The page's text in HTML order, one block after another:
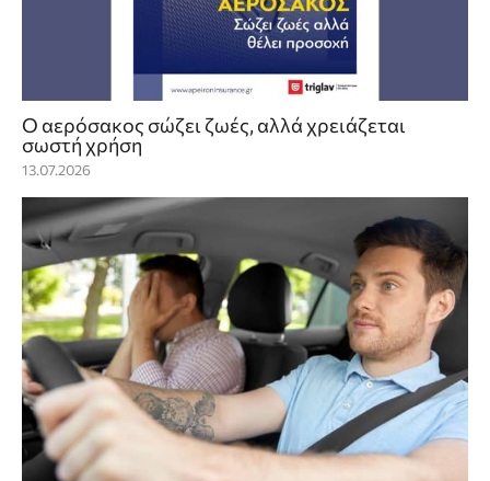
Ο αερόσακος σώζει ζωές, αλλά χρειάζεται
σωστή χρήση
13.07.2026